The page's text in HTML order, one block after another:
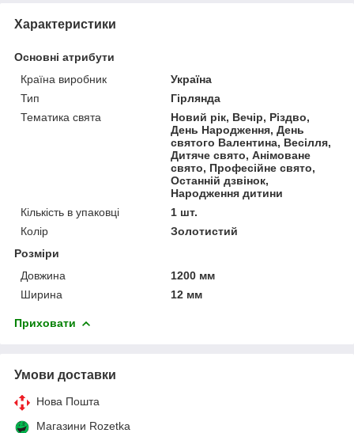
Характеристики
Основні атрибути
Країна виробник
Україна
Тип
Гірлянда
Тематика свята
Новий рік, Вечір, Різдво,
День Народження, День
святого Валентина, Весілля,
Дитяче свято, Анімоване
свято, Професійне свято,
Останній дзвінок,
Народження дитини
Кількість в упаковці
1 шт.
Колір
Золотистий
Розміри
Довжина
1200 мм
Ширина
12 мм
Приховати
Умови доставки
Нова Пошта
Магазини Rozetka